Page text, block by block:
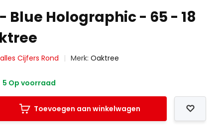
Blue Holographic - 65 - 18
Cijfers Rond Merk:Oaktree
5 Op voorraad
Toevoegen aan winkelwagen